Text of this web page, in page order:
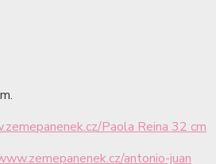
Paola Reina 32 cm
antonio-juan